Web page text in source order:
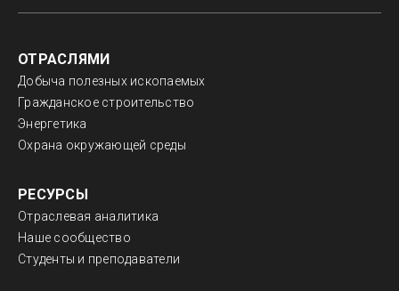
ОТРАСЛЯМИ
Добыча полезных ископаемых
Гражданское строительство
Энергетика
Охрана окружающей среды
РЕСУРСЫ
Отраслевая аналитика
Наше сообщество
Студенты и преподаватели